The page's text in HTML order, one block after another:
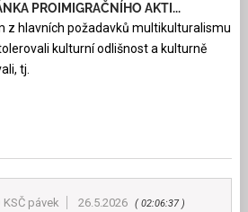
PROIMIGRAČNÍHO AKTI...
z hlavních požadavků multikulturalismu
kulturní odlišnost a kulturně
tj.
pávek 26.5.2026 02:06:37